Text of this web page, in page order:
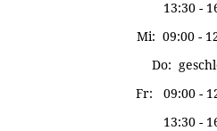
13:30 -
Mi: 09:00 -
Do:
Fr: 09:00 -
13:30 -